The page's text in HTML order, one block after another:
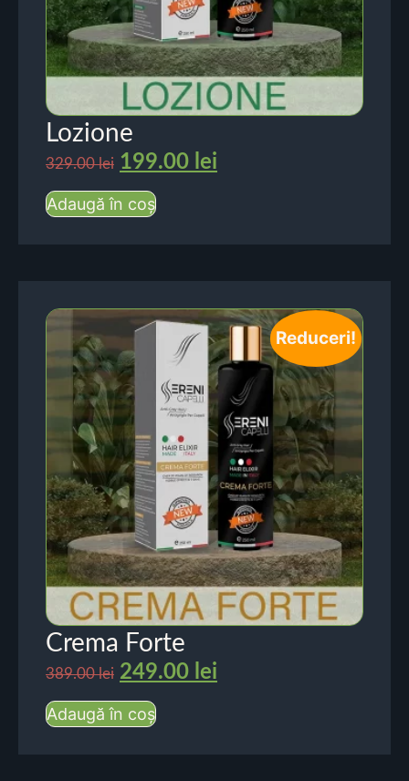
Lozione
329.00lei 199.00 lei
Adaugă în coș
Reduceri!
Crema Forte
389.00lei 249.00 lei
Adaugă în coș